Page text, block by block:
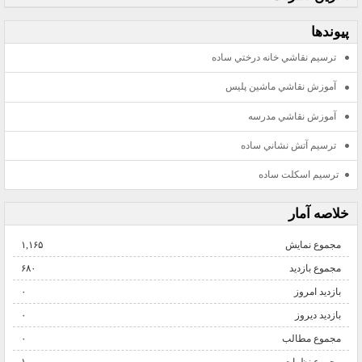
پيوندها
ترسيم نقاشي خانه درختي ساده
آموزش نقاشي ماشين پليس
آموزش نقاشي مدرسه
ترسيم آتش نشاني ساده
ترسيم اسكلت ساده
خلاصه آمار
مجموع نمایش‌ ۱,۱۶۵
مجموع بازدید ۶۸۰
بازدید امروز ۰
بازدید دیروز ۰
مجموع مطالب ۰